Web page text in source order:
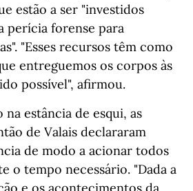
estão a ser "investidos
perícia forense para
"Esses recursos têm como
entreguemos os corpos às
possível", afirmou.
estância de esqui, as
de Valais declararam
de modo a acionar todos
o tempo necessário. "Dada a